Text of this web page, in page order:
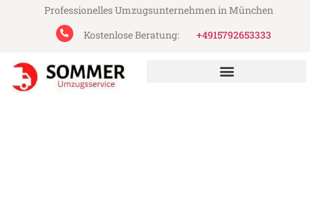
Professionelles Umzugsunternehmen in München
Kostenlose Beratung:
+4915792653333